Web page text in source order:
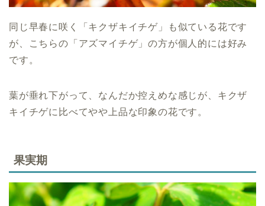
同じ早春に咲く「キクザキイチゲ」も似ている花です
が、こちらの「アズマイチゲ」の方が個人的には好み
です。
葉が垂れ下がって、なんだか控えめな感じが、キクザ
キイチゲに比べてやや上品な印象の花です。
果実期